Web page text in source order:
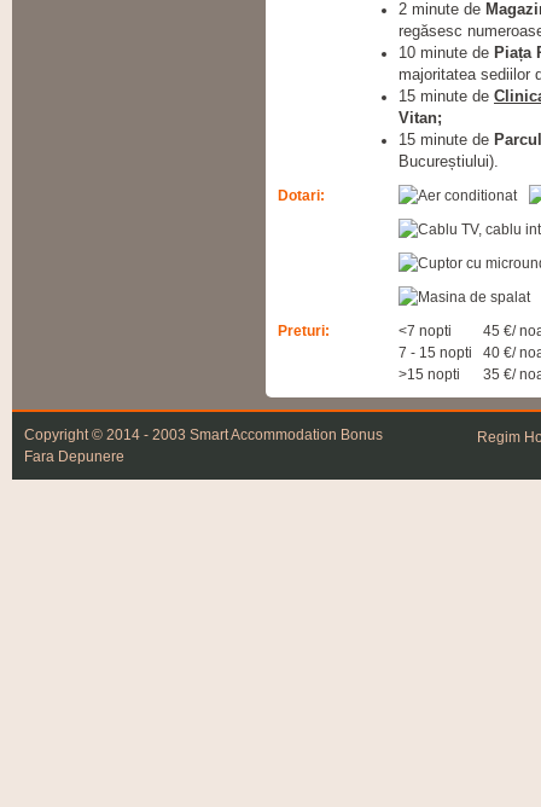
2 minute de
regăsesc
10 minute de Piața
majoritatea sediilor
15 minute de
Vitan;
15 minute de
Bucureștiului).
Dotari:
Preturi: <7 nopti
45 €/
7 - 15 nopti
40 €/
>15 nopti
35 €/
Copyright © 2014 - 2003 Smart Accommodation Bonus
Fara Depunere
Regim